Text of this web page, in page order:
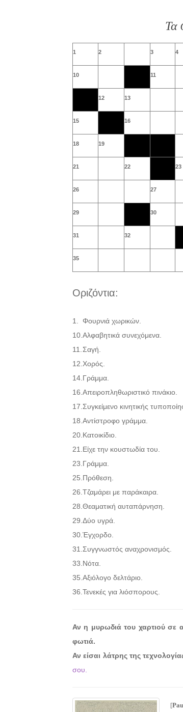
Τα
1 2 3 4
10 11
12 13
15 16
18 19
21 22 23
26 27
29 30
31 32
35
Οριζόντια:
1.
Φουρνιά χωρικών.
10. Αλφαβητικά συνεχόμενα.
11. Σαγή.
12. Χορός.
14. Γράμμα.
16. Απειροπληθωριστικό πινάκιο.
17. Συγκείμενο κινητικής
18. Αντίστροφο γράμμα.
20. Κατοικίδιο.
21. Είχε την κουστωδία του.
23. Γράμμα.
25. Πρόθεση.
26. Τζαμάρει με παράκαιρα.
28. Θεαματική αυταπάρνηση.
29. Δύο υγρά.
30. Έγχορδο.
31. Συγγνωστός αναχρονισμός.
33. Νότα.
35. Αξιόλογο δελτάριο.
36. Τενεκές για λιόσπορους.
Αν η μυρωδιά του χαρτιού σε
φωτιά.
Αν είσαι λάτρης της
σου.
[